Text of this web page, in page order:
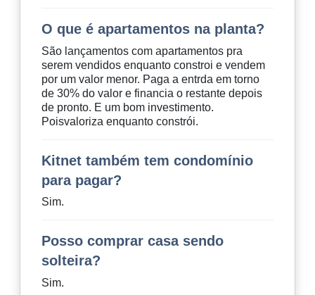
O que é apartamentos na planta?
São lançamentos com apartamentos pra
serem vendidos enquanto constroi e vendem
por um valor menor. Paga a entrda em torno
de 30% do valor e financia o restante depois
de pronto. E um bom investimento.
Poisvaloriza enquanto constrói.
Kitnet também tem condomínio
para pagar?
Sim.
Posso comprar casa sendo
solteira?
Sim.